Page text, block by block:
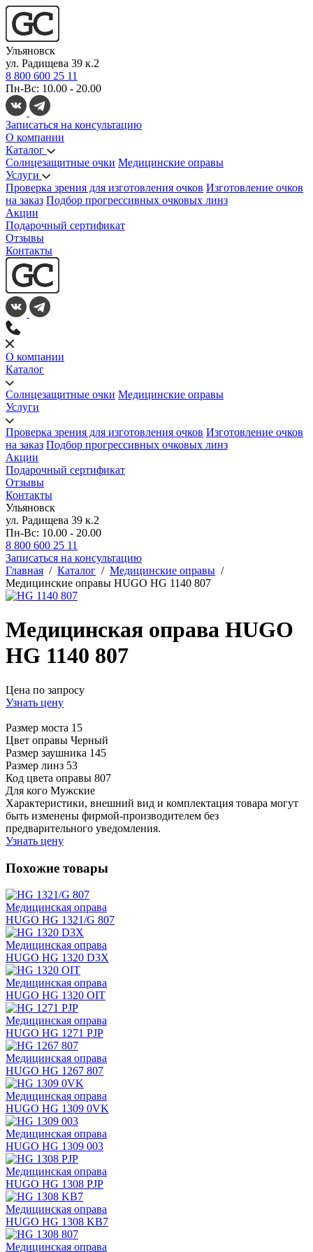
Ульяновск
ул. Радищева 39 к.2
8 800 600 25 11
Пн-Вс: 10.00 - 20.00
Записаться на консультацию
О компании
Каталог
Солнцезащитные очки Медицинские оправы
Услуги
Проверка зрения для изготовления очков Изготовление очков
на заказ Подбор прогрессивных очковых линз
Акции
Подарочный сертификат
Отзывы
Контакты
О компании
Каталог
Солнцезащитные очки Медицинские оправы
Услуги
Проверка зрения для изготовления очков Изготовление очков
на заказ Подбор прогрессивных очковых линз
Акции
Подарочный сертификат
Отзывы
Контакты
Ульяновск
ул. Радищева 39 к.2
Пн-Вс: 10.00 - 20.00
8 800 600 25 11
Записаться на консультацию
Главная / Каталог / Медицинские оправы /
Медицинские оправы HUGO HG 1140 807
Медицинская оправа HUGO
HG 1140 807
Цена по запросу
Узнать цену
Размер моста 15
Цвет оправы Черный
Размер заушника 145
Размер линз 53
Код цвета оправы 807
Для кого Мужские
Характеристики, внешний вид и комплектация товара могут
быть изменены фирмой-производителем без
предварительного уведомления.
Узнать цену
Похожие товары
Медицинская оправа
HUGO HG 1321/G 807
Медицинская оправа
HUGO HG 1320 D3X
Медицинская оправа
HUGO HG 1320 OIT
Медицинская оправа
HUGO HG 1271 PJP
Медицинская оправа
HUGO HG 1267 807
Медицинская оправа
HUGO HG 1309 0VK
Медицинская оправа
HUGO HG 1309 003
Медицинская оправа
HUGO HG 1308 PJP
Медицинская оправа
HUGO HG 1308 KB7
Медицинская оправа